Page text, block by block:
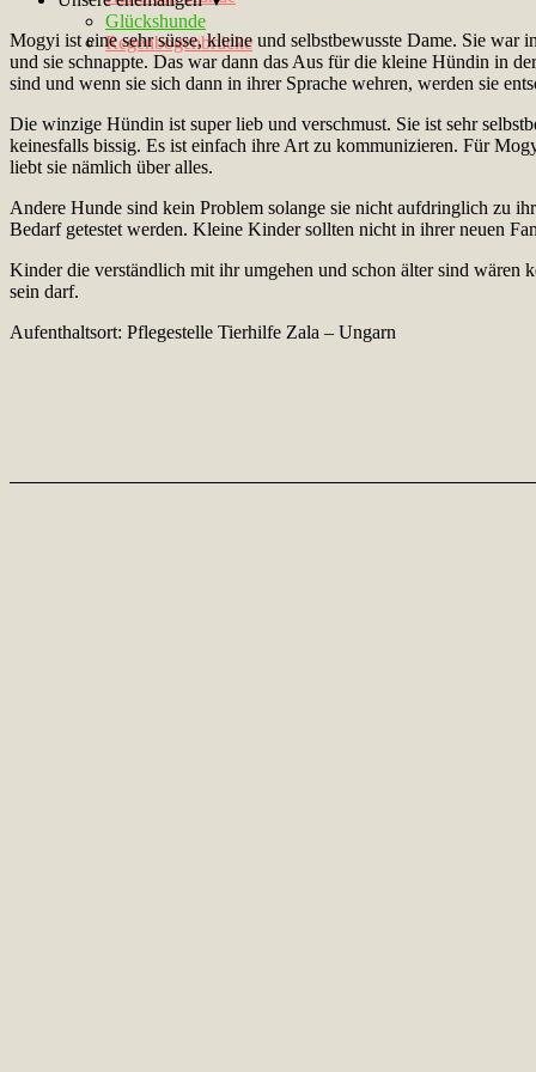
Glückshunde
Regenbogenbrücke
Mogyi ist eine sehr süsse, kleine und selbstbewusste Dame. Sie
und sie schnappte. Das war dann das Aus für die kleine Hündin in
sind und wenn sie sich dann in ihrer Sprache wehren, werden sie
Die winzige Hündin ist super lieb und verschmust. Sie ist sehr
keinesfalls bissig. Es ist einfach ihre Art zu kommunizieren. Für
liebt sie nämlich über alles.
Andere Hunde sind kein Problem solange sie nicht aufdringlich zu
Bedarf getestet werden. Kleine Kinder sollten nicht in ihrer neuen
Kinder die verständlich mit ihr umgehen und schon älter sind wären
sein darf.
Aufenthaltsort: Pflegestelle Tierhilfe Zala – Ungarn